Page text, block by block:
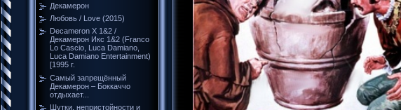
Декамерон
Любовь / Love (2015)
Decameron X 1&2 /
Декамерон Икс 1&2 (Franco
Lo Cascio, Luca Damiano,
Luca Damiano Entertainment)
[1995 г.
Самый запрещённый
Декамерон – Боккаччо
отдыхает...
Шутки, непристойности и